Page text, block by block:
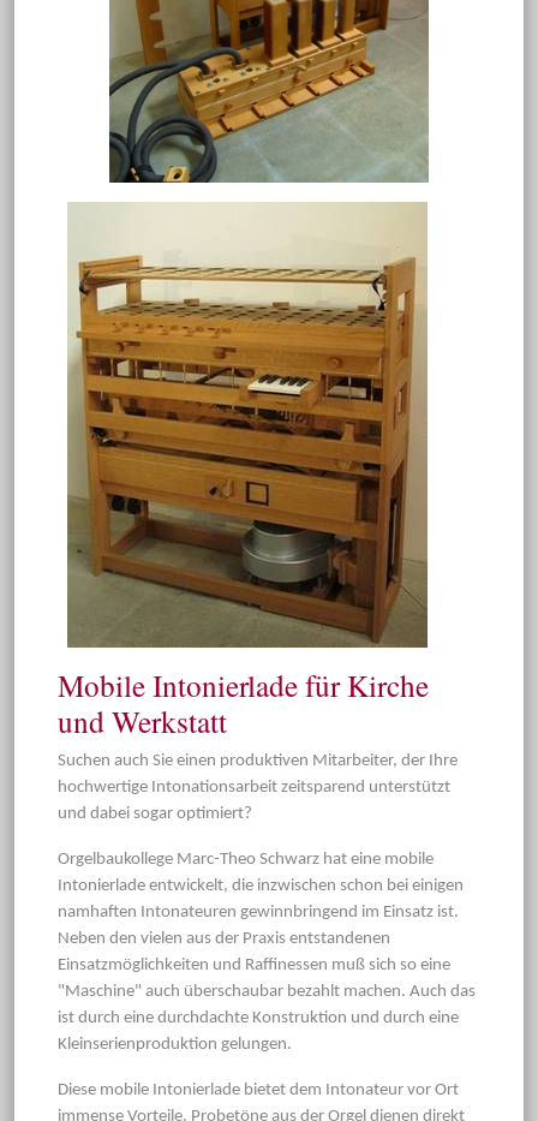
Mobile Intonierlade für Kirche
und Werkstatt
Suchen auch Sie einen produktiven Mitarbeiter, der Ihre
hochwertige Intonationsarbeit zeitsparend unterstützt
und dabei sogar optimiert?
Orgelbaukollege Marc-Theo Schwarz hat eine mobile
Intonierlade entwickelt, die inzwischen schon bei einigen
namhaften Intonateuren gewinnbringend im Einsatz ist.
Neben den vielen aus der Praxis entstandenen
Einsatzmöglichkeiten und Raffinessen muß sich so eine
"Maschine" auch überschaubar bezahlt machen. Auch das
ist durch eine durchdachte Konstruktion und durch eine
Kleinserienproduktion gelungen.
Diese mobile Intonierlade bietet dem Intonateur vor Ort
immense Vorteile. Probetöne aus der Orgel dienen direkt